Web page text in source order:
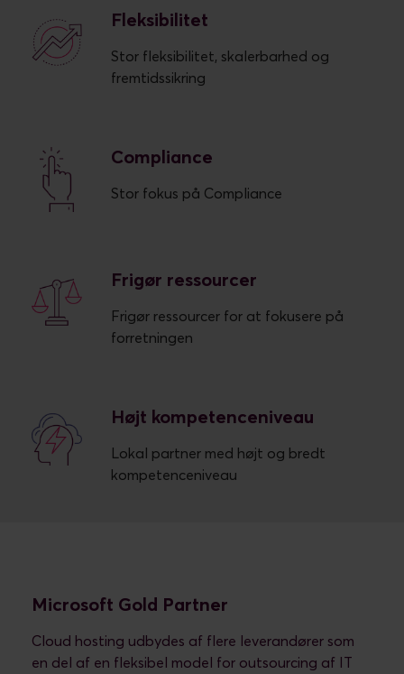
Fleksibilitet
Stor fleksibilitet, skalerbarhed og
fremtidssikring
Compliance
Stor fokus på Compliance
Frigør ressourcer
Frigør ressourcer for at fokusere på
forretningen
Højt kompetenceniveau
Lokal partner med højt og bredt
kompetenceniveau
Microsoft Gold Partner
Cloud hosting udbydes af flere leverandører som
en del af en fleksibel model for outsourcing af IT